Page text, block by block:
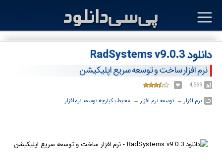
دانلود RadSystems v9.0.3
نرم افزار ساخت و توسعه سریع اپلیکیشن
4,569
نرم افزار ← ‏توسعه نرم افزار ← ‏ محیط یکپارچه توسعه نرم‌افزار